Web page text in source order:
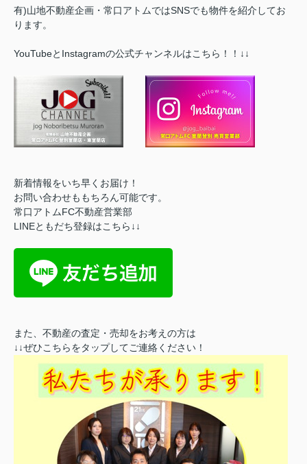
有)山地不動産企画・常口アトムではSNSでも物件を紹介してお
ります。
YouTubeとInstagramの公式チャンネルはこちら！！↓↓
新着情報をいち早くお届け！
お問い合わせももちろん可能です。
常口アトムFC不動産営業部
LINEともだち登録はこちら↓↓
また、不動産の査定・売却をお考えの方は
↓↓ぜひこちらをタップしてご連絡ください！